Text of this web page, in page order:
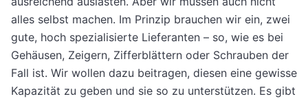
alles selbst machen. Im Prinzip brauchen wir ein, zwei
gute, hoch spezialisierte Lieferanten – so, wie es bei
Gehäusen, Zeigern, Zifferblättern oder Schrauben der
Fall ist. Wir wollen dazu beitragen, diesen eine gewisse
Kapazität zu geben und sie so zu unterstützen. Es gibt